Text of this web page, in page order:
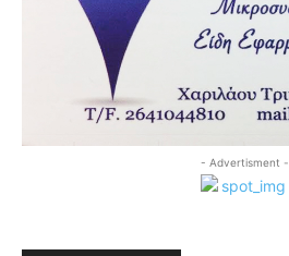
- Advertisment -